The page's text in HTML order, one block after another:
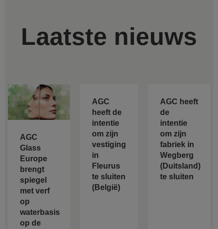
Laatste nieuws
AGC
Glass
Europe
brengt
spiegel
met verf
op
waterbasis
op de
AGC
heeft de
intentie
om zijn
vestiging
in
Fleurus
te sluiten
(België)
AGC heeft
de
intentie
om zijn
fabriek in
Wegberg
(Duitsland)
te sluiten